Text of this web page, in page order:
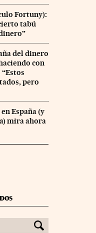
Fortuny):
tabú
del dinero
con
pero
España (y
mira ahora